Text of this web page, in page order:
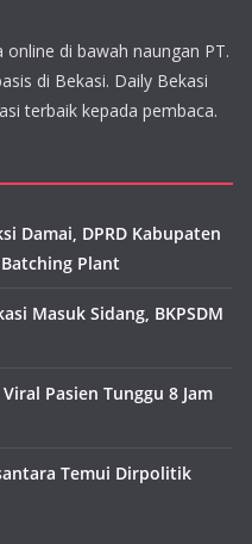
di bawah naungan PT.
di Bekasi. Daily Bekasi
terbaik kepada pembaca.
Damai, DPRD Kabupaten
Plant
Masuk Sidang, BKPSDM
Pasien Tunggu 8 Jam
Temui Dirpolitik